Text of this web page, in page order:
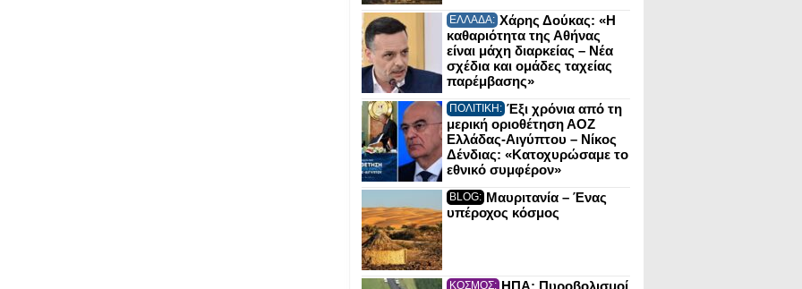
ΕΛΛΑΔΑ: Χάρης Δούκας: «Η
καθαριότητα της Αθήνας
είναι μάχη διαρκείας – Νέα
σχέδια και ομάδες ταχείας
παρέμβασης»
ΠΟΛΙΤΙΚΗ: Έξι χρόνια από τη
μερική οριοθέτηση ΑΟΖ
Ελλάδας-Αιγύπτου – Νίκος
Δένδιας: «Κατοχυρώσαμε το
εθνικό συμφέρον»
BLOG: Μαυριτανία – Ένας
υπέροχος κόσμος
ΚΟΣΜΟΣ: ΗΠΑ: Πυροβολισμοί